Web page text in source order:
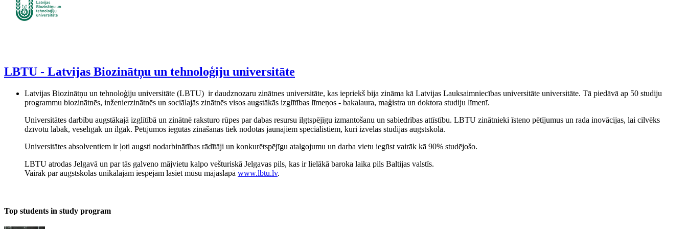
LBTU - Latvijas Biozinātņu un tehnoloģiju universitāte
Latvijas Biozinātņu un tehnoloģiju universitāte (LBTU) ir daudznozaru zinātnes universitāte, kas iepriekš bija zināma kā Latvijas Lauksaimniecības universitāte universitāte. Tā piedāvā ap 50 studiju
programmu biozinātnēs, inženierzinātnēs un sociālajās zinātnēs visos augstākās izglītības līmeņos - bakalaura, maģistra un doktora studiju līmenī.
Universitātes darbību augstākajā izglītībā un zinātnē raksturo rūpes par dabas resursu ilgtspējīgu izmantošanu un sabiedrības attīstību. LBTU zinātnieki īsteno pētījumus un rada inovācijas, lai cilvēks
dzīvotu labāk, veselīgāk un ilgāk. Pētījumos iegūtās zināšanas tiek nodotas jaunajiem speciālistiem, kuri izvēlas studijas augstskolā.
Universitātes absolventiem ir ļoti augsti nodarbinātības rādītāji un konkurētspējīgu atalgojumu un darba vietu iegūst vairāk kā 90% studējošo.
LBTU atrodas Jelgavā un par tās galveno mājvietu kalpo vešturiskā Jelgavas pils, kas ir lielākā baroka laika pils Baltijas valstīs.
Vairāk par augstskolas unikālajām iespējām lasiet mūsu mājaslapā www.lbtu.lv.
Top students in study program